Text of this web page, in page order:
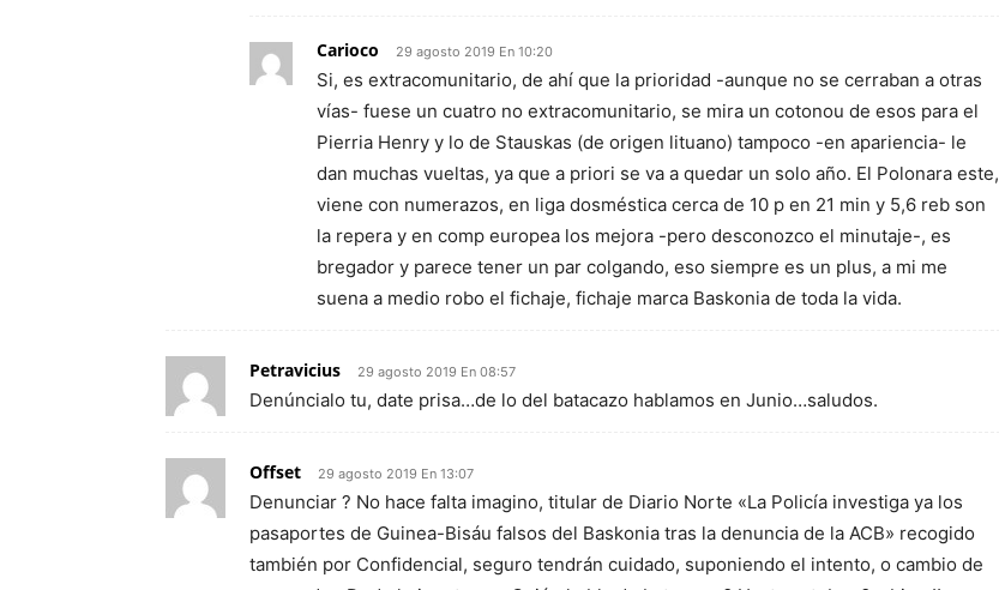
Carioco 29 agosto 2019 En 10:20
Si, es extracomunitario, de ahí que la prioridad -aunque no se cerraban a otras
vías- fuese un cuatro no extracomunitario, se mira un cotonou de esos para el
Pierria Henry y lo de Stauskas (de origen lituano) tampoco -en apariencia- le
dan muchas vueltas, ya que a priori se va a quedar un solo año. El Polonara este,
viene con numerazos, en liga dosméstica cerca de 10 p en 21 min y 5,6 reb son
la repera y en comp europea los mejora -pero desconozco el minutaje-, es
bregador y parece tener un par colgando, eso siempre es un plus, a mi me
suena a medio robo el fichaje, fichaje marca Baskonia de toda la vida.
Petravicius 29 agosto 2019 En 08:57
Denúncialo tu, date prisa…de lo del batacazo hablamos en Junio…saludos.
Offset 29 agosto 2019 En 13:07
Denunciar ? No hace falta imagino, titular de Diario Norte «La Policía investiga ya los
pasaportes de Guinea-Bisáu falsos del Baskonia tras la denuncia de la ACB» recogido
también por Confidencial, seguro tendrán cuidado, suponiendo el intento, o cambio de